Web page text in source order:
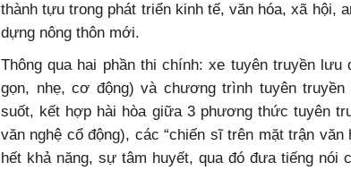
thành tựu trong phát triển kinh tế, văn hóa, xã hội,
dựng nông thôn mới.
Thông qua hai phần thi chính: xe tuyên truyền
gọn, nhẹ, cơ động) và chương trình tuyên
suốt, kết hợp hài hòa giữa 3 phương thức tuyên
văn nghệ cổ động), các “chiến sĩ trên mặt trận
hết khả năng, sự tâm huyết, qua đó đưa tiếng nói